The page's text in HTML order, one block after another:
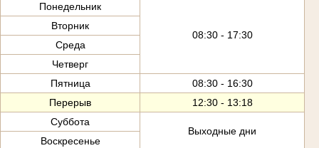
Понедельник
08:30 - 17:30
Вторник
Среда
Четверг
Пятница
08:30 - 16:30
Перерыв
12:30 - 13:18
Суббота
Выходные дни
Воскресенье